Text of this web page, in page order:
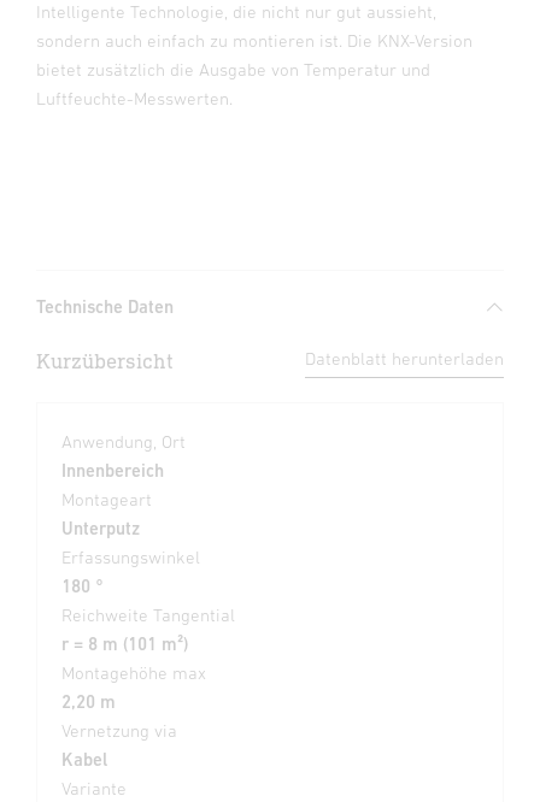
Intelligente Technologie, die nicht nur gut aussieht,
sondern auch einfach zu montieren ist. Die KNX-Version
bietet zusätzlich die Ausgabe von Temperatur und
Luftfeuchte-Messwerten.
Technische Daten
Kurzübersicht Datenblatt herunterladen
Anwendung, Ort
Innenbereich
Montageart
Unterputz
Erfassungswinkel
180 °
Reichweite Tangential
r = 8 m (101 m²)
Montagehöhe max
2,20 m
Vernetzung via
Kabel
Variante